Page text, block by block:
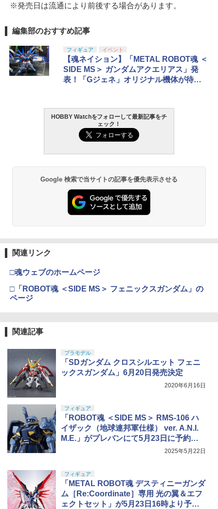
※発売日は流通により前後する場合があります。
編集部のおすすめ記事
フィギュア イベント
【魂ネイション】「METAL ROBOT魂 ＜
SIDE MS＞ ガンダムアクエリアス」発
表！「Gジェネ」オリジナル機体が待望
HOBBY Watchをフォローして最新記事をチ
ェック！
Google 検索で当サイトの記事を優先表示させる
関連リンク
□魂ウェブのホームページ
□「ROBOT魂 ＜SIDE MS＞ フェニックスガンダム」の
ページ
関連記事
プラモデル
「SDガンダム クロスシルエット フェニ
ックスガンダム」6月20日発売決定
2020年6月16日
フィギュア
「ROBOT魂 ＜SIDE MS＞ RMS-106 ハ
イザック（地球連邦軍仕様） ver. A.N.I.
M.E.」がプレバンにて5月23日に予約開
2025年5月22日
フィギュア
「METAL ROBOT魂 デスティニーガンダ
ム［Re:Coordinate］専用 光の翼＆エフ
ェクトセット」が5月23日16時より予約